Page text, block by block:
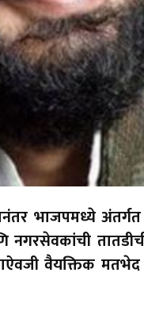
भाजपमध्ये
नगरसेवकांची
वैयक्तिक